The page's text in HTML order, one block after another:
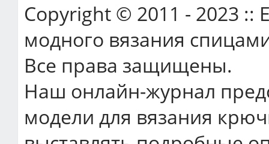
Copyright © 2011 - 2023 ::
модного вязания
Все права защищены.
Наш онлайн-журнал
модели для вязания